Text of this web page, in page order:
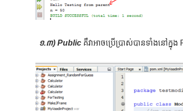
១.៣) Public គឺវាអាចប្រើប្រាស់បានទាំងនៅក្